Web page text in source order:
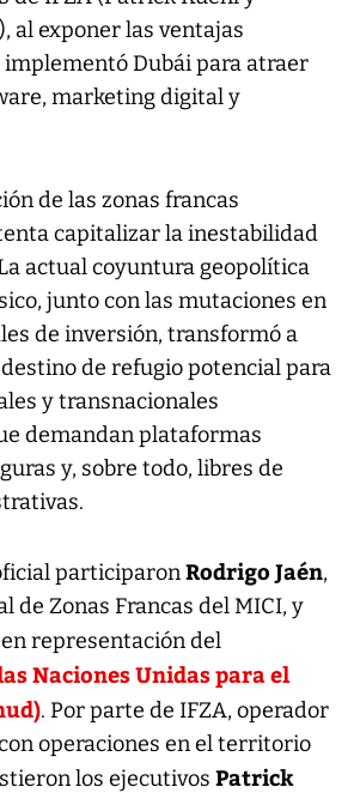
al exponer las ventajas
implementó Dubái para atraer
marketing digital y
de las zonas francas
capitalizar la inestabilidad
actual coyuntura geopolítica
junto con las mutaciones en
de inversión, transformó a
de refugio potencial para
y transnacionales
demandan plataformas
y, sobre todo, libres de
participaronRodrigo Jaén,
de Zonas Francas del MICI, y
en representación del
Naciones Unidas para el
. Por parte de IFZA, operador
operaciones en el territorio
los ejecutivos Patrick